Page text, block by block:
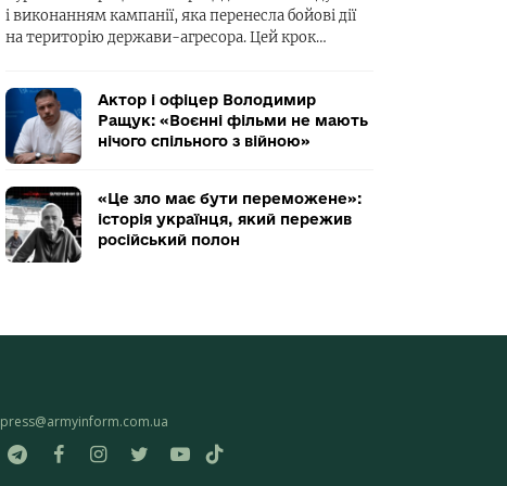
і виконанням кампанії, яка перенесла бойові дії
на територію держави-агресора. Цей крок…
Актор і офіцер Володимир
Ращук: «Воєнні фільми не мають
нічого спільного з війною»
«Це зло має бути переможене»:
історія українця, який пережив
російський полон
press@armyinform.com.ua